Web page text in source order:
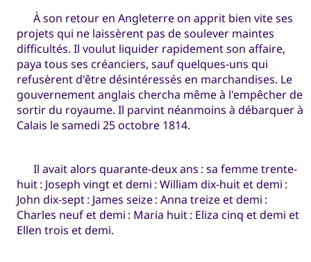
À son retour en Angleterre on apprit bien vite ses
projets qui ne laissèrent pas de soulever maintes
difficultés. Il voulut liquider rapidement son affaire,
paya tous ses créanciers, sauf quelques-uns qui
refusèrent d'être désintéressés en marchandises. Le
gouvernement anglais chercha même à l'empêcher de
sortir du royaume. Il parvint néanmoins à débarquer à
Calais le samedi 25 octobre 1814.
Il avait alors quarante-deux ans : sa femme trente-
huit : Joseph vingt et demi : William dix-huit et demi :
John dix-sept : James seize : Anna treize et demi :
Charles neuf et demi : Maria huit : Eliza cinq et demi et
Ellen trois et demi.